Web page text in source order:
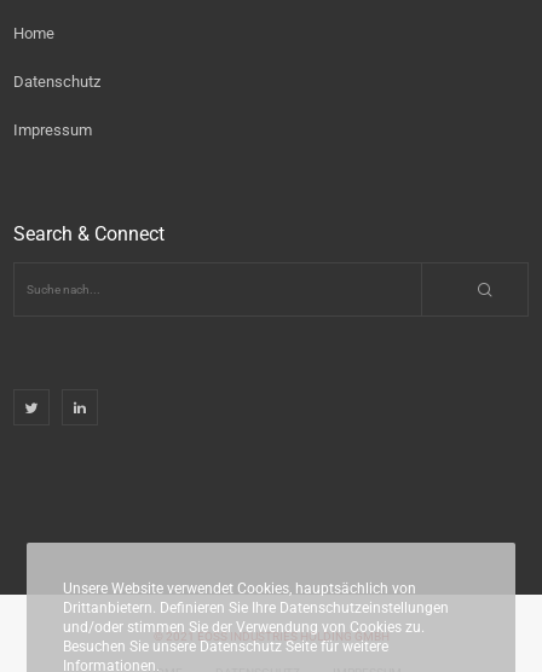
Home
Datenschutz
Impressum
Search & Connect
© 2021 EOSS INDUSTRIES HOLDING GMBH
Unsere Website verwendet Cookies, hauptsächlich von
Drittanbietern. Definieren Sie Ihre Datenschutzeinstellungen
und/oder stimmen Sie der Verwendung von Cookies zu.
Besuchen Sie unsere Datenschutz Seite für weitere
Informationen.